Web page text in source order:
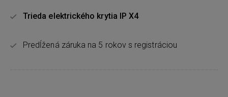
Trieda elektrického krytia IP X4
Predĺžená záruka na 5 rokov s registráciou